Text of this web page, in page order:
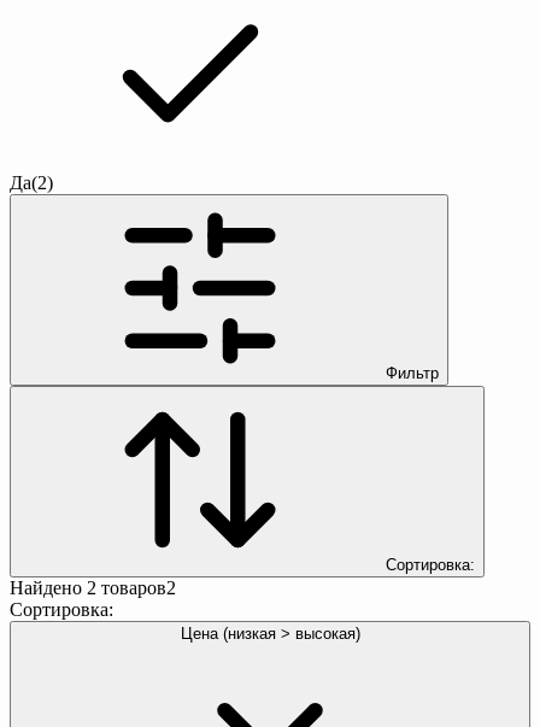
Да(2)
Фильтр
Сортировка:
Найдено 2 товаров2
Сортировка:
Цена (низкая > высокая)